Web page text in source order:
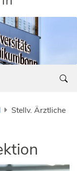
Stellv. Ärztliche